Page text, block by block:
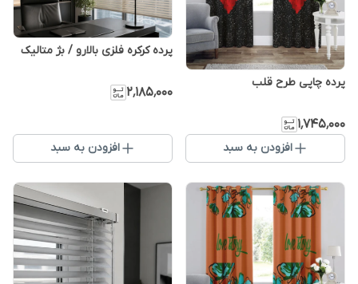
پرده چاپی طرح قلب
۱٬۷۴۵٬۰۰۰
افزودن به سبد
پرده کرکره فلزی بالارو / بژ متالیک
۲٬۱۸۵٬۰۰۰
افزودن به سبد